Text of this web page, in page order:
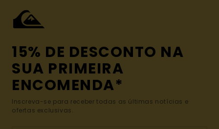
15% DE DESCONTO NA
SUA PRIMEIRA
ENCOMENDA*
Inscreva-se para receber todas as últimas notícias e
ofertas exclusivas.